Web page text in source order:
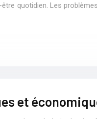
quotidien. Les
et